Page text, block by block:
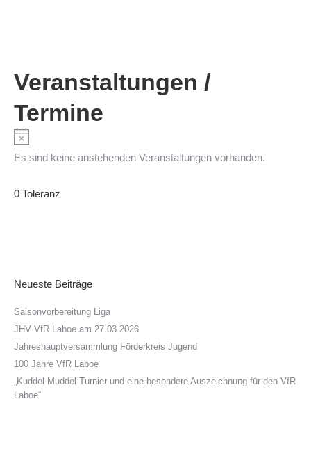
Veranstaltungen /
Termine
Es sind keine anstehenden Veranstaltungen vorhanden.
0 Toleranz
Neueste Beiträge
Saisonvorbereitung Liga
JHV VfR Laboe am 27.03.2026
Jahreshauptversammlung Förderkreis Jugend
100 Jahre VfR Laboe
„Kuddel-Muddel-Turnier und eine besondere Auszeichnung für den VfR
Laboe“